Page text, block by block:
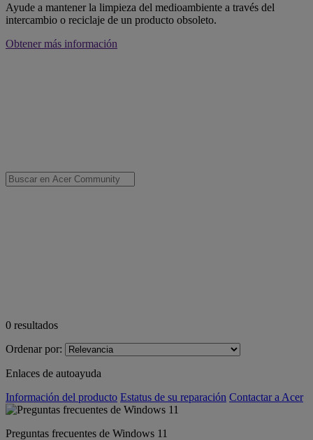
Ayude a mantener la limpieza del medioambiente a través del
intercambio o reciclaje de un producto obsoleto.
Obtener más información
0 resultados
Ordenar por:
Enlaces de autoayuda
Información del producto Estatus de su reparación Contactar a Acer
Preguntas frecuentes de Windows 11